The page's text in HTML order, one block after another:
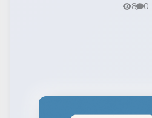
8
0